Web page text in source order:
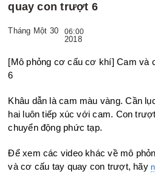
quay con trượt 6
Tháng Một 30 06:00
2018
[Mô phỏng cơ cấu cơ khí] Cam và cơ cấu tay quay con trượt
6
Khâu dẫn là cam màu vàng. Cần
hai luôn tiếp xúc với cam. Con
chuyển động phức tạp.
Để xem các video khác về mô
và cơ cấu tay quay con trượt, hãy